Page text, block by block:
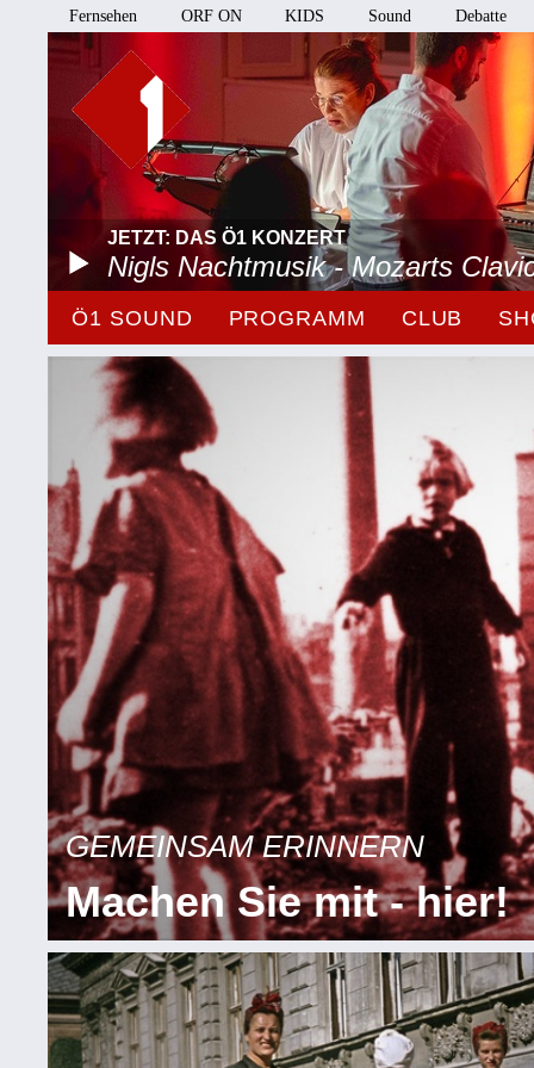
Fernsehen ORF ON KIDS Sound Debatte
JETZT: DAS Ö1 KONZERT
Nigls Nachtmusik - Mozarts
Ö1 SOUND PROGRAMM CLUB
GEMEINSAM ERINNERN
Machen Sie mit - hier!